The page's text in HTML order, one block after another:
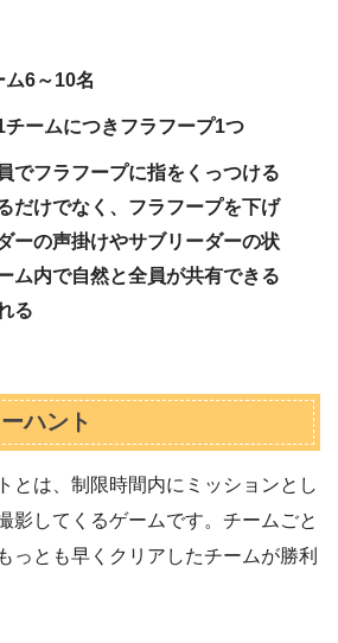
6～10名
ームにつきフラフープ1つ
でフラフープに指をくっつける
だけでなく、フラフープを下げ
ーの声掛けやサブリーダーの状
ム内で自然と全員が共有できる
る
ハント
とは、制限時間内にミッションとし
影してくるゲームです。チームごと
っとも早くクリアしたチームが勝利